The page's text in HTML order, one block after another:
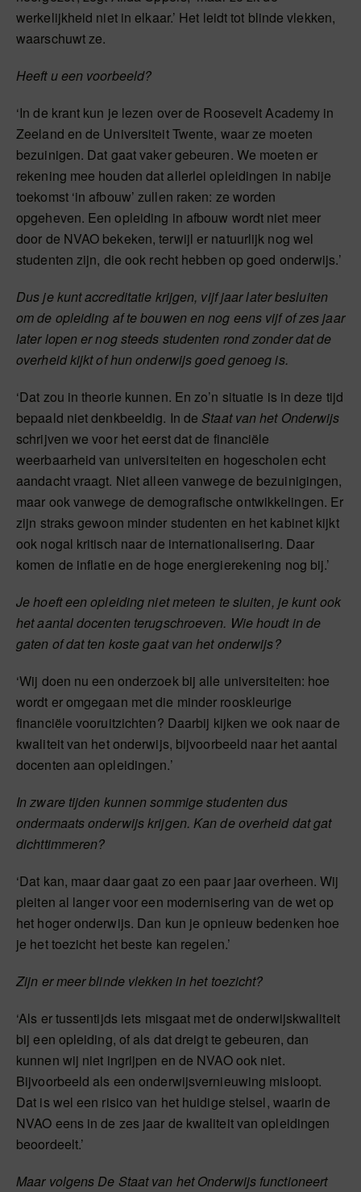
werkelijkheid niet in elkaar.’ Het leidt tot blinde vlekken,
waarschuwt ze.
Heeft u een voorbeeld?
‘In de krant kun je lezen over de Roosevelt Academy in
Zeeland en de Universiteit Twente, waar ze moeten
bezuinigen. Dat gaat vaker gebeuren. We moeten er
rekening mee houden dat allerlei opleidingen in nabije
toekomst ‘in afbouw’ zullen raken: ze worden
opgeheven. Een opleiding in afbouw wordt niet meer
door de NVAO bekeken, terwijl er natuurlijk nog wel
studenten zijn, die ook recht hebben op goed onderwijs.’
Dus je kunt accreditatie krijgen, vijf jaar later besluiten
om de opleiding af te bouwen en nog eens vijf of zes jaar
later lopen er nog steeds studenten rond zonder dat de
overheid kijkt of hun onderwijs goed genoeg is.
‘Dat zou in theorie kunnen. En zo’n situatie is in deze tijd
bepaald niet denkbeeldig. In deStaat van het Onderwijs
schrijven we voor het eerst dat de financiële
weerbaarheid van universiteiten en hogescholen echt
aandacht vraagt. Niet alleen vanwege de bezuinigingen,
maar ook vanwege de demografische ontwikkelingen. Er
zijn straks gewoon minder studenten en het kabinet kijkt
ook nogal kritisch naar de internationalisering. Daar
komen de inflatie en de hoge energierekening nog bij.’
Je hoeft een opleiding niet meteen te sluiten, je kunt ook
het aantal docenten terugschroeven. Wie houdt in de
gaten of dat ten koste gaat van het onderwijs?
‘Wij doen nu een onderzoek bij alle universiteiten: hoe
wordt er omgegaan met die minder rooskleurige
financiële vooruitzichten? Daarbij kijken we ook naar de
kwaliteit van het onderwijs, bijvoorbeeld naar het aantal
docenten aan opleidingen.’
In zware tijden kunnen sommige studenten dus
ondermaats onderwijs krijgen. Kan de overheid dat gat
dichttimmeren?
‘Dat kan, maar daar gaat zo een paar jaar overheen. Wij
pleiten al langer voor een modernisering van de wet op
het hoger onderwijs. Dan kun je opnieuw bedenken hoe
je het toezicht het beste kan regelen.’
Zijn er meer blinde vlekken in het toezicht?
‘Als er tussentijds iets misgaat met de onderwijskwaliteit
bij een opleiding, of als dat dreigt te gebeuren, dan
kunnen wij niet ingrijpen en de NVAO ook niet.
Bijvoorbeeld als een onderwijsvernieuwing misloopt.
Dat is wel een risico van het huidige stelsel, waarin de
NVAO eens in de zes jaar de kwaliteit van opleidingen
beoordeelt.’
Maar volgens De Staat van het Onderwijs functioneert